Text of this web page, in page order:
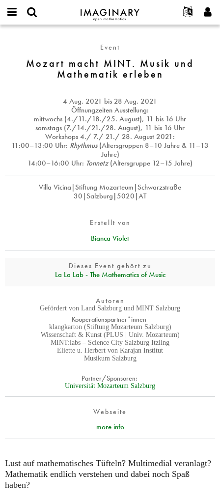
IMAGINARY
open
Français
Deutsch
한국어
Türkçe
Programme
Galerien
Hands-on
Texte
Ausstellungen
Mehr...
Projekte
Mitmachen
Kontakt
username
Neues Benutzerkonto erstellen
Neues Passwort anfordern
MINT.
Mathematik
Event
Mozart macht MINT. Musik und
Mathematik erleben
4 Aug. 2021 bis 28 Aug. 2021
Öffnungzeiten Ausstellung:
mittwochs (4./11./18./25. August), 11 bis 16 Uhr
samstags (7./14./21./28. August), 11 bis 16 Uhr
Workshops 4./ 7./ 21./ 28. August 2021 :
11:00–13:00 Uhr: Rhythmus(Altersgruppen 8–10 Jahre & 11–13
Jahre)
14:00–16:00 Uhr: Tonnetz(Altersgruppe 12–15 Jahre)
Villa Vicina|Stiftung Mozarteum|Schwarzstraße
30|Salzburg|5020|AT
Erstellt von
Bianca Violet
Dieses Event gehört zu
La La Lab - The Mathematics of Music
Autoren
Gefördert von Land Salzburg und MINT Salzburg
Kooperationspartner*innen
klangkarton (Stiftung Mozarteum Salzburg)
Wissenschaft & Kunst (PLUS | Univ. Mozarteum)
MINT:labs – Science City Salzburg Itzling
Eliette u. Herbert von Karajan Institut
Musikum Salzburg
Partner/Sponsoren:
Universität Mozarteum Salzburg
Webseite
more info
Lust auf mathematisches Tüfteln? Multimedial veranlagt?
Mathematik endlich verstehen und dabei noch Spaß
haben?